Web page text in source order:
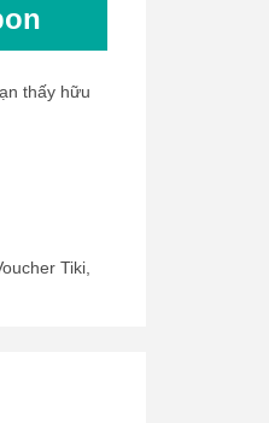
thấy hữu
Tiki,